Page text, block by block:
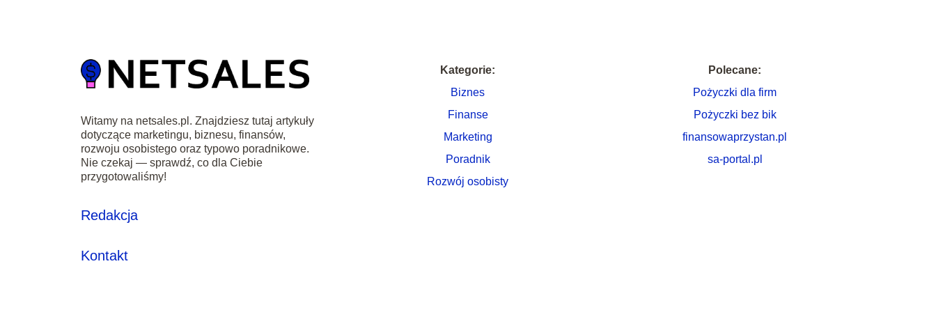
Witamy na netsales.pl. Znajdziesz tutaj artykuły
dotyczące marketingu, biznesu, finansów,
rozwoju osobistego oraz typowo poradnikowe.
Nie czekaj — sprawdź, co dla Ciebie
przygotowaliśmy!
Redakcja
Kontakt
Kategorie:
Biznes
Finanse
Marketing
Poradnik
Rozwój osobisty
Polecane:
Pożyczki dla firm
Pożyczki bez bik
finansowaprzystan.pl
sa-portal.pl